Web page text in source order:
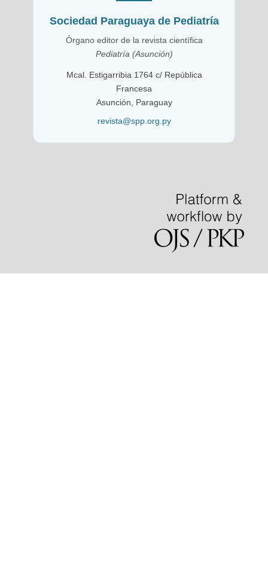
Sociedad Paraguaya de Pediatría
Órgano editor de la revista científica
Pediatría (Asunción)
Mcal. Estigarribia 1764 c/ República
Francesa
Asunción, Paraguay
revista@spp.org.py